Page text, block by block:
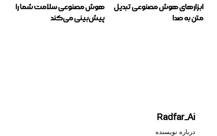
ابزارهای هوش مصنوعی تبدیل
متن به صدا
هوش مصنوعی سلامت شما را
پیش‌بینی می‌کند
Radfar_Ai
درباره نویسنده